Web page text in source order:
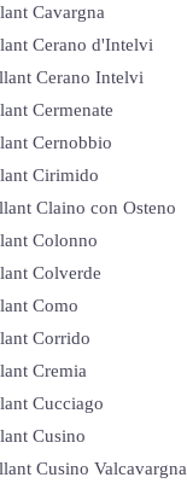
Cavargna
Cerano d'Intelvi
Cerano Intelvi
Cermenate
Cernobbio
Cirimido
Claino con Osteno
Colonno
Colverde
Como
Corrido
Cremia
Cucciago
Cusino
Cusino Valcavargna